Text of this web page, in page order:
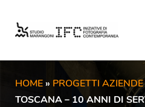
HOME » PROGETTI AZIENDE
TOSCANA – 10 ANNI DI